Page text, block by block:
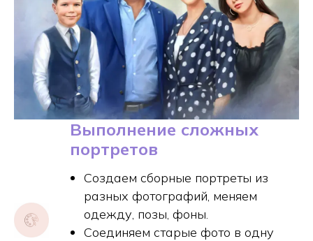
Выполнение сложных
портретов
Создаем сборные портреты из
разных фотографий, меняем
одежду, позы, фоны.
Соединяем старые фото в одну